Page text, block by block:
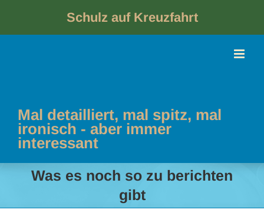
Schulz auf Kreuzfahrt
Mal detailliert, mal spitz, mal
ironisch - aber immer
interessant
Was es noch so zu berichten
gibt